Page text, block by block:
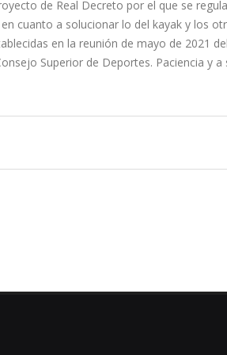
de Real Decreto por el que se
cuanto a solucionar lo del kayak y los
en la reunión de mayo de 2021
Superior de Deportes. Paciencia y a